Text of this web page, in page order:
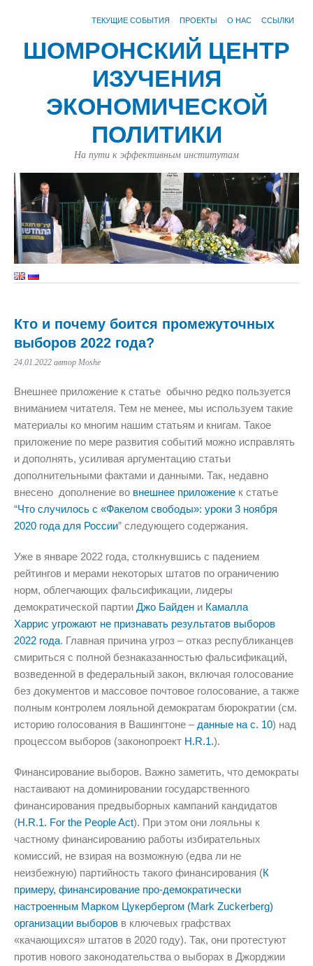
ТЕКУЩИЕ СОБЫТИЯ ПРОЕКТЫ О НАС ССЫЛКИ
ШОМРОНСКИЙ ЦЕНТР
ИЗУЧЕНИЯ
ЭКОНОМИЧЕСКОЙ
ПОЛИТИКИ
На пути к эффективным институтам
Кто и почему боится промежуточных
выборов 2022 года?
24.01.2022 автор Moshe
Внешнее приложение к статье обычно редко пользуется
вниманием читателя. Тем не менее, мы используем такие
материалы ко многим нашим статьям и книгам. Такое
приложение по мере развития событий можно исправлять
и дополнять, усиливая аргументацию статьи
дополнительными фактами и данными. Так, недавно
внесено дополнение во внешнее приложение к статье
“Что случилось с «Факелом свободы»: уроки 3 ноября
2020 года для России” следующего содержания.
Уже в январе 2022 года, столкнувшись с падением
рейтингов и мерами некоторых штатов по ограничению
норм, облегчающих фальсификации, лидеры
демократической партии Джо Байден и Камалла
Харрис угрожают не признавать результатов выборов
2022 года. Главная причина угроз – отказ республиканцев
смириться с полной безнаказанностью фальсификаций,
возведенной в федеральный закон, включая голосование
без документов и массовое почтовое голосование, а также
полным контролем лояльной демократам бюрократии (см.
историю голосования в Вашингтоне – данные на с. 10) над
процессом выборов (законопроект H.R.1.).
Финансирование выборов. Важно заметить, что демократы
настаивают на доминировании государственного
финансирования предвыборных кампаний кандидатов
(H.R.1. For the People Act). При этом они лояльны к
частному финансированию работы избирательных
комиссий, не взирая на возможную (едва ли не
неизбежную) партийность такого финансирования (К
примеру, финансирование про-демократически
настроенным Марком Цукербергом (Mark Zuckerberg)
организации выборов в ключевых графствах
«качающихся» штатов в 2020 году). Так, они протестуют
против нового законодательства о выборах в Джорджии